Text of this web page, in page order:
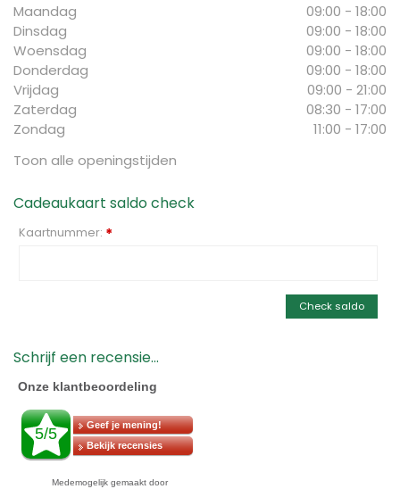
Maandag
09:00 - 18:00
Dinsdag
09:00 - 18:00
Woensdag
09:00 - 18:00
Donderdag
09:00 - 18:00
Vrijdag
09:00 - 21:00
Zaterdag
08:30 - 17:00
Zondag
11:00 - 17:00
Toon alle openingstijden
Cadeaukaart saldo check
Kaartnummer: *
Check saldo
Schrijf een recensie...